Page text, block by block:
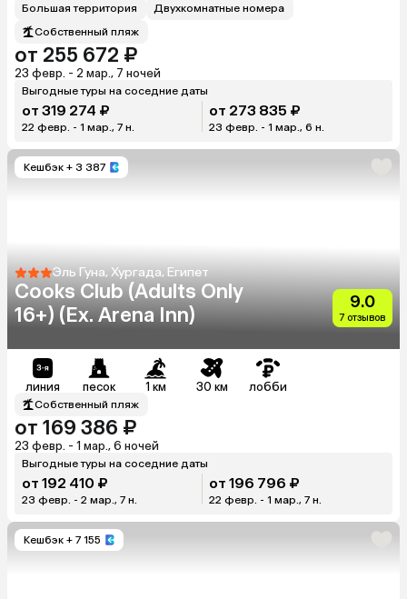
Большая территория
Двухкомнатные номера
Собственный пляж
от 255 672 ₽
23 февр. - 2 мар., 7 ночей
Выгодные туры на соседние даты
от 319 274 ₽
22 февр. - 1 мар., 7 н.
от 273 835 ₽
23 февр. - 1 мар., 6 н.
Кешбэк + 3 387
Эль Гуна, Хургада, Египет
Cooks Club (Adults Only
16+) (Ex. Arena Inn)
9.0
7 отзывов
линия песок 1 км 30 км лобби
Собственный пляж
от 169 386 ₽
23 февр. - 1 мар., 6 ночей
Выгодные туры на соседние даты
от 192 410 ₽
23 февр. - 2 мар., 7 н.
от 196 796 ₽
22 февр. - 1 мар., 7 н.
Кешбэк + 7 155